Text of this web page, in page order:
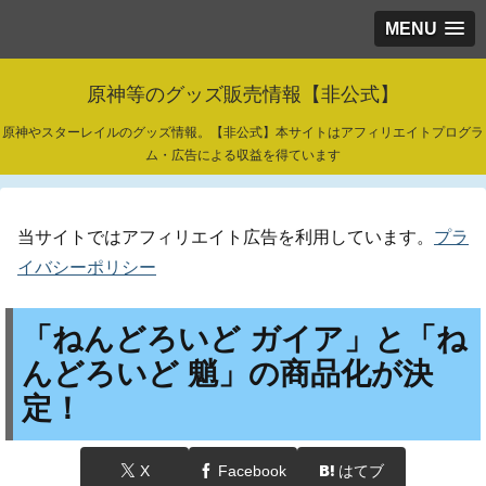
MENU
原神等のグッズ販売情報【非公式】
原神やスターレイルのグッズ情報。【非公式】本サイトはアフィリエイトプログラ
ム・広告による収益を得ています
当サイトではアフィリエイト広告を利用しています。 プラ
イバシーポリシー
「ねんどろいど ガイア」と「ね
んどろいど 魈」の商品化が決
定！
X Facebook はてブ